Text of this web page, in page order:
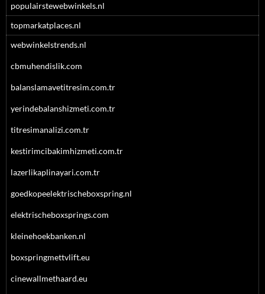
populairstewebwinkels.nl
topmarkatplaces.nl
webwinkelstrends.nl
cbmuhendislik.com
balanslamavetitresim.com.tr
yerindebalanshizmeti.com.tr
titresimanalizi.com.tr
kestirimcibakimhizmeti.com.tr
lazerlikaplinayari.com.tr
goedkopeelektrischeboxspring.nl
elektrischeboxsprings.com
kleinehoekbanken.nl
boxspringmettvlift.eu
cinewallmethaard.eu